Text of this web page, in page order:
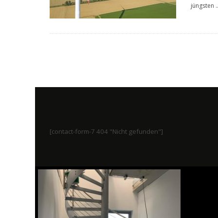
jüngsten
[contact-form-7 404 "Nicht gefunden"]